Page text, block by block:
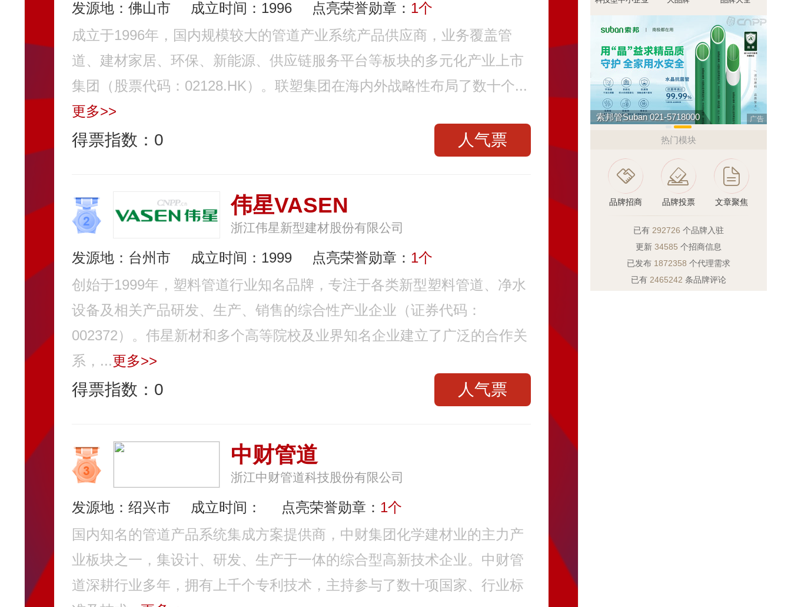
发源地：佛山市 成立时间：1996 点亮荣誉勋章： 1个
成立于1996年，国内规模较大的管道产业系统产品供应商，业务覆盖管
道、建材家居、环保、新能源、供应链服务平台等板块的多元化产业上市
集团（股票代码：02128.HK）。联塑集团在海内外战略性布局了数十个...
更多>>
得票指数： 0 人气票
伟星VASEN
浙江伟星新型建材股份有限公司
发源地：台州市 成立时间：1999 点亮荣誉勋章： 1个
创始于1999年，塑料管道行业知名品牌，专注于各类新型塑料管道、净水
设备及相关产品研发、生产、销售的综合性产业企业（证券代码：
002372）。伟星新材和多个高等院校及业界知名企业建立了广泛的合作关
系，...更多>>
得票指数： 0 人气票
中财管道
浙江中财管道科技股份有限公司
发源地：绍兴市 成立时间： 点亮荣誉勋章： 1个
国内知名的管道产品系统集成方案提供商，中财集团化学建材业的主力产
业板块之一，集设计、研发、生产于一体的综合型高新技术企业。中财管
道深耕行业多年，拥有上千个专利技术，主持参与了数十项国家、行业标
亚通Aton 400-636-1218 广告
热门模块
品牌招商 品牌投票 文章聚焦
已有 292726 个品牌入驻
更新 34585 个招商信息
已发布 1872358 个代理需求
已有 2465242 条品牌评论